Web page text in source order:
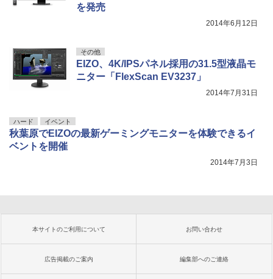
を発売
2014年6月12日
その他
EIZO、4K/IPSパネル採用の31.5型液晶モ
ニター「FlexScan EV3237」
2014年7月31日
ハード イベント
秋葉原でEIZOの最新ゲーミングモニターを体験できるイ
ベントを開催
2014年7月3日
本サイトのご利用について お問い合わせ
広告掲載のご案内 編集部へのご連絡